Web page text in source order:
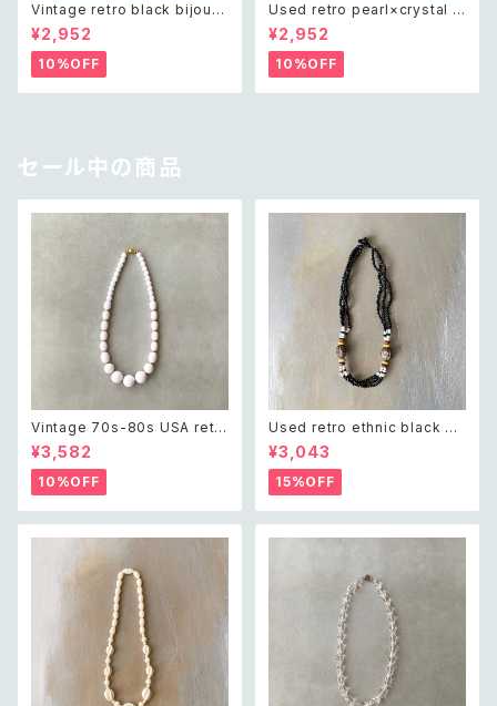
Vintage retro black bijou b
icolor chain bracelet レトロ
ヴィンテージ アクセサリー ブラ
ック ビジュー バイカラー チェー
ン ブレスレット
¥2,952
10%OFF
Used retro pearl×crystal b
ijou wide bracelet レトロ ユ
ーズド アクセサリー クリスタル
ビジュー 3連 ワイド ブレスレッ
ト
¥2,952
10%OFF
セール中の商品
Vintage 70s-80s USA retr
o white beads classical ne
cklace レトロ アメリカ ヴィン
テージ アクセサリー ホワイト ビ
ーズ クラシカル ネックレス
¥3,582
10%OFF
Used retro ethnic black be
ads necklace レトロ ユーズ
ド アクセサリー エスニック ブラ
ック ビーズ ネックレス
¥3,043
15%OFF